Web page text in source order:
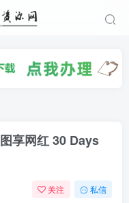
享网红 30 Days
关注 私信